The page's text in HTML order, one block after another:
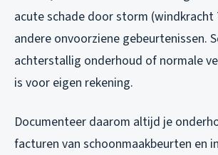
acute schade door storm
andere onvoorziene gebeurtenissen.
achterstallig onderhoud of normale
is voor eigen rekening.
Documenteer daarom altijd je
facturen van schoonmaakbeurten en